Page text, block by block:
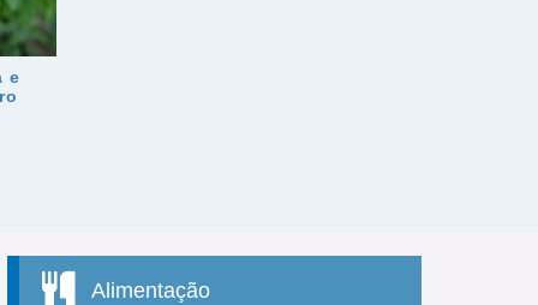
e
Alimentação